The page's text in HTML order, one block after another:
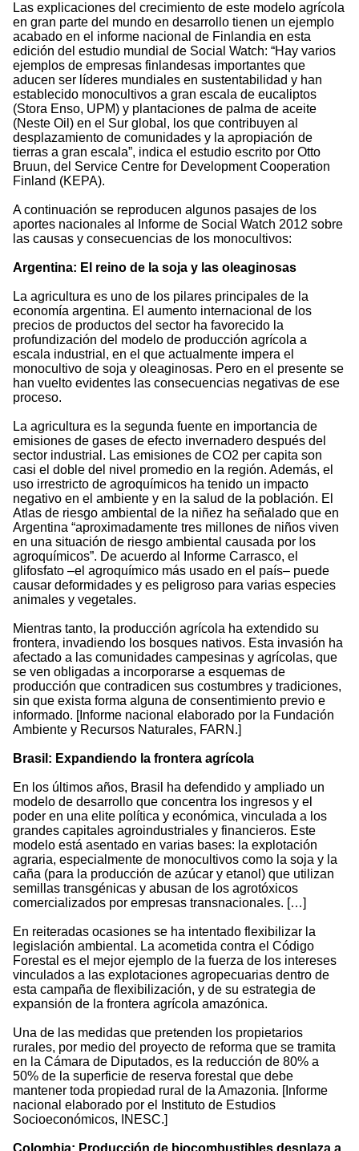
Las explicaciones del crecimiento de este modelo agrícola
en gran parte del mundo en desarrollo tienen un ejemplo
acabado en el informe nacional de Finlandia en esta
edición del estudio mundial de Social Watch: “Hay varios
ejemplos de empresas finlandesas importantes que
aducen ser líderes mundiales en sustentabilidad y han
establecido monocultivos a gran escala de eucaliptos
(Stora Enso, UPM) y plantaciones de palma de aceite
(Neste Oil) en el Sur global, los que contribuyen al
desplazamiento de comunidades y la apropiación de
tierras a gran escala”, indica el estudio escrito por Otto
Bruun, del Service Centre for Development Cooperation
Finland (KEPA).
A continuación se reproducen algunos pasajes de los
aportes nacionales al Informe de Social Watch 2012 sobre
las causas y consecuencias de los monocultivos:
Argentina: El reino de la soja y las oleaginosas
La agricultura es uno de los pilares principales de la
economía argentina. El aumento internacional de los
precios de productos del sector ha favorecido la
profundización del modelo de producción agrícola a
escala industrial, en el que actualmente impera el
monocultivo de soja y oleaginosas. Pero en el presente se
han vuelto evidentes las consecuencias negativas de ese
proceso.
La agricultura es la segunda fuente en importancia de
emisiones de gases de efecto invernadero después del
sector industrial. Las emisiones de CO2 per capita son
casi el doble del nivel promedio en la región. Además, el
uso irrestricto de agroquímicos ha tenido un impacto
negativo en el ambiente y en la salud de la población. El
Atlas de riesgo ambiental de la niñez ha señalado que en
Argentina “aproximadamente tres millones de niños viven
en una situación de riesgo ambiental causada por los
agroquímicos”. De acuerdo al Informe Carrasco, el
glifosfato –el agroquímico más usado en el país– puede
causar deformidades y es peligroso para varias especies
animales y vegetales.
Mientras tanto, la producción agrícola ha extendido su
frontera, invadiendo los bosques nativos. Esta invasión ha
afectado a las comunidades campesinas y agrícolas, que
se ven obligadas a incorporarse a esquemas de
producción que contradicen sus costumbres y tradiciones,
sin que exista forma alguna de consentimiento previo e
informado. [Informe nacional elaborado por la Fundación
Ambiente y Recursos Naturales, FARN.]
Brasil: Expandiendo la frontera agrícola
En los últimos años, Brasil ha defendido y ampliado un
modelo de desarrollo que concentra los ingresos y el
poder en una elite política y económica, vinculada a los
grandes capitales agroindustriales y financieros. Este
modelo está asentado en varias bases: la explotación
agraria, especialmente de monocultivos como la soja y la
caña (para la producción de azúcar y etanol) que utilizan
semillas transgénicas y abusan de los agrotóxicos
comercializados por empresas transnacionales. […]
En reiteradas ocasiones se ha intentado flexibilizar la
legislación ambiental. La acometida contra el Código
Forestal es el mejor ejemplo de la fuerza de los intereses
vinculados a las explotaciones agropecuarias dentro de
esta campaña de flexibilización, y de su estrategia de
expansión de la frontera agrícola amazónica.
Una de las medidas que pretenden los propietarios
rurales, por medio del proyecto de reforma que se tramita
en la Cámara de Diputados, es la reducción de 80% a
50% de la superficie de reserva forestal que debe
mantener toda propiedad rural de la Amazonia. [Informe
nacional elaborado por el Instituto de Estudios
Socioeconómicos, INESC.]